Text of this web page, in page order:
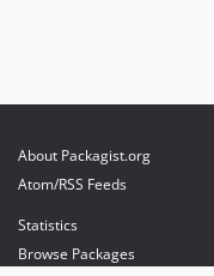
About Packagist.org
Atom/RSS Feeds
Statistics
Browse Packages